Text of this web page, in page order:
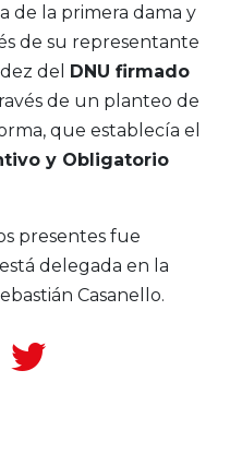
de la primera dama y
de su representante
del
DNU firmado
de un planteo de
que establecía el
y Obligatorio
presentes fue
delegada en la
Casanello.